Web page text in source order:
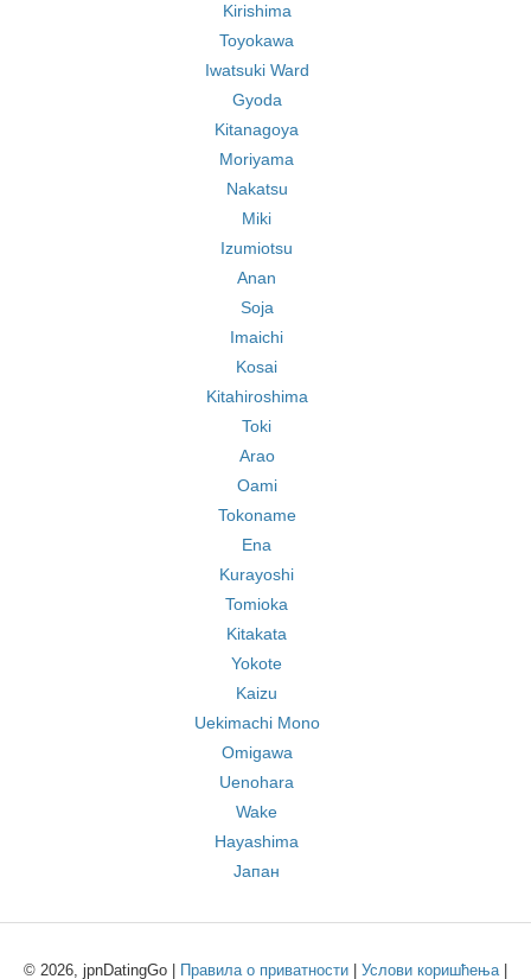
Kirishima
Toyokawa
Iwatsuki Ward
Gyoda
Kitanagoya
Moriyama
Nakatsu
Miki
Izumiotsu
Anan
Soja
Imaichi
Kosai
Kitahiroshima
Toki
Arao
Oami
Tokoname
Ena
Kurayoshi
Tomioka
Kitakata
Yokote
Kaizu
Uekimachi Mono
Omigawa
Uenohara
Wake
Hayashima
Јапан
© 2026, jpnDatingGo | Правила о приватности Услови коришћења|